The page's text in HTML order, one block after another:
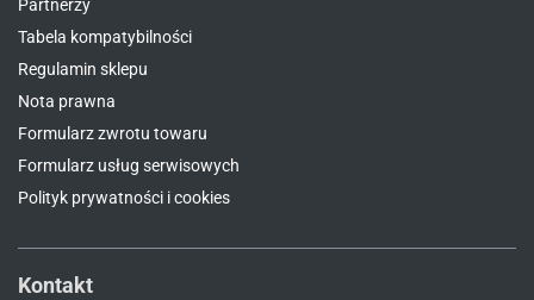
Partnerzy
Tabela kompatybilności
Regulamin sklepu
Nota prawna
Formularz zwrotu towaru
Formularz usług serwisowych
Polityk prywatności i cookies
Kontakt